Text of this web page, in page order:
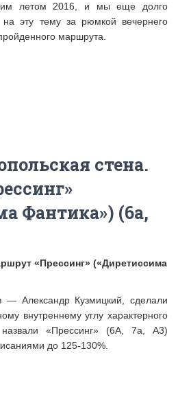
летом 2016, и мы еще долго
эту тему за рюмкой вечернего
маршрута.
стена.
Фантика») (6а,
«Прессинг» («Диретиссима
Александр Кузмицкий, сделали
внутреннему углу характерного
«Прессинг» (6А, 7а, А3)
до 125-130%.